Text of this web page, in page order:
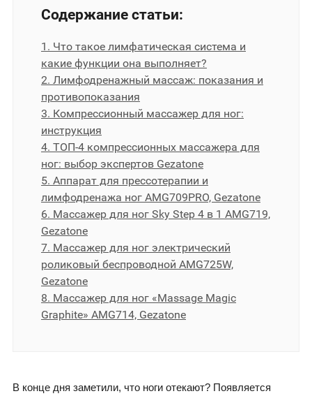
Содержание статьи:
1. Что такое лимфатическая система и
какие функции она выполняет?
2. Лимфодренажный массаж: показания и
противопоказания
3. Компрессионный массажер для ног:
инструкция
4. ТОП-4 компрессионных массажера для
ног: выбор экспертов Gezatone
5. Аппарат для прессотерапии и
лимфодренажа ног AMG709PRO, Gezatone
6. Массажер для ног Sky Step 4 в 1 AMG719,
Gezatone
7. Массажер для ног электрический
роликовый беспроводной AMG725W,
Gezatone
8. Массажер для ног «Massage Magic
Graphite» AMG714, Gezatone
В конце дня заметили, что ноги отекают? Появляется